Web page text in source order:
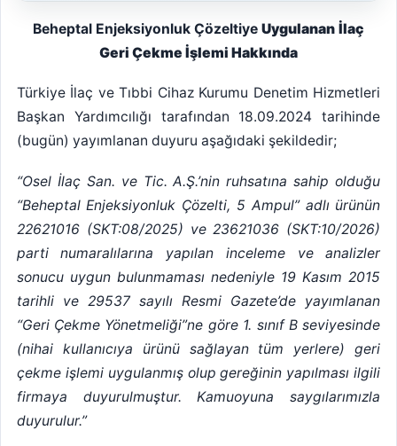
Beheptal Enjeksiyonluk Çözeltiye Uygulanan İlaç
Geri Çekme İşlemi Hakkında
Türkiye İlaç ve Tıbbi Cihaz Kurumu Denetim Hizmetleri
Başkan Yardımcılığı tarafından 18.09.2024 tarihinde
(bugün) yayımlanan duyuru aşağıdaki şekildedir;
“Osel İlaç San. ve Tic. A.Ş.’nin ruhsatına sahip olduğu
“Beheptal Enjeksiyonluk Çözelti, 5 Ampul” adlı ürünün
22621016 (SKT:08/2025) ve 23621036 (SKT:10/2026)
parti numaralılarına yapılan inceleme ve analizler
sonucu uygun bulunmaması nedeniyle 19 Kasım 2015
tarihli ve 29537 sayılı Resmi Gazete’de yayımlanan
“Geri Çekme Yönetmeliği”ne göre 1. sınıf B seviyesinde
(nihai kullanıcıya ürünü sağlayan tüm yerlere) geri
çekme işlemi uygulanmış olup gereğinin yapılması ilgili
firmaya duyurulmuştur. Kamuoyuna saygılarımızla
duyurulur.”